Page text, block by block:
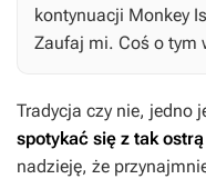
kontynuacji Monkey
Zaufaj mi. Coś o tym
Tradycja czy nie, jedno
spotykać się z tak
nadzieję, że